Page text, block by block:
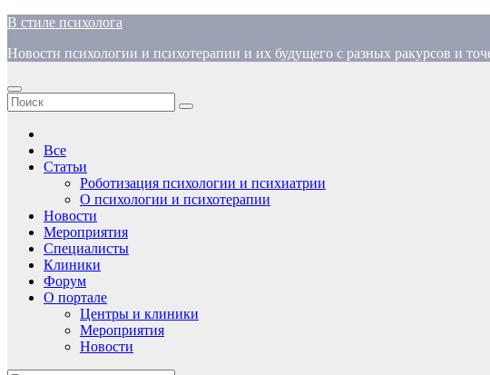
Перейти
содержимому
В стиле психолога
Новости психологии и психотерапии и их будущего с разных ракурсов и
Все
Статьи
Роботизация психологии и психиатрии
О психологии и психотерапии
Новости
Мероприятия
Специалисты
Клиники
Форум
О портале
Центры и клиники
Мероприятия
Новости